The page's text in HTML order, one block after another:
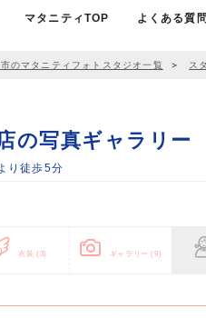
マタニティTOP よくある質問
のマタニティフォトスタジオ一覧 ＞ ス
の写真ギャラリー
り徒歩5分
衣装(3) ギャラリー(9)